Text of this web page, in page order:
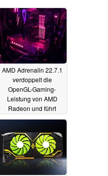
AMD Adrenalin 22.7.1
verdoppelt die
OpenGL-Gaming-
Leistung von AMD
Radeon und führt
Noise Suppression ein